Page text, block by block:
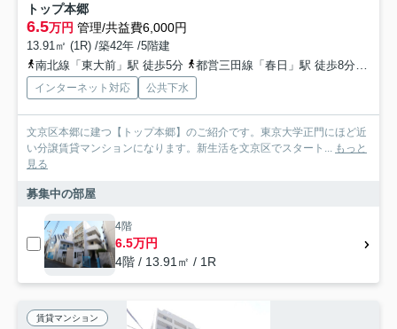
トップ本郷
6.5万円 管理/共益費6,000円
13.91㎡ (1R) /築42年 /5階建
南北線「東大前」駅 徒歩5分
都営三田線「春日」駅 徒歩8分
インターネット対応 公共下水
文京区本郷に建つ【トップ本郷】のご紹介です。東京大学正門にほど近
い分譲賃貸マンションになります。新生活を文京区でスタート...
もっと
見る
募集中の部屋
4階
6.5万円
4階 / 13.91㎡ / 1R
賃貸マンション